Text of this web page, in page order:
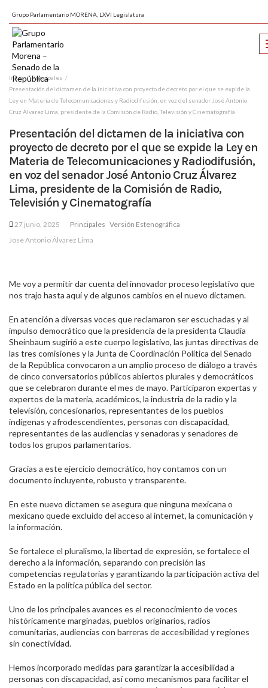
Grupo Parlamentario MORENA, LXVI Legislatura
Inicio
Principales
Presentación del dictamen de la iniciativa con proyecto de decreto por el que se expide la
Ley en Materia de Telecomunicaciones y Radiodifusión, en voz del senador José Antonio
Cruz Álvarez Lima, presidente de la Comisión de Radio, Televisión y Cinematografía
Presentación del dictamen de la iniciativa con
proyecto de decreto por el que se expide la Ley en
Materia de Telecomunicaciones y Radiodifusión,
en voz del senador José Antonio Cruz Álvarez
Lima, presidente de la Comisión de Radio,
Televisión y Cinematografía
27 junio, 2025 Principales Versión Estenográfica
José Antonio Álvarez Lima
Me voy a permitir dar cuenta del innovador proceso legislativo que
nos trajo hasta aquí y de algunos cambios en el nuevo dictamen.
En atención a diversas voces que reclamaron ser escuchadas y al
impulso democrático que la presidencia de la presidenta Claudia
Sheinbaum sugirió a este cuerpo legislativo, las juntas directivas de
las tres comisiones y la Junta de Coordinación Política del Senado
de la República convocaron a un amplio proceso de diálogo a través
de cinco conversatorios públicos abiertos plurales y democráticos
que se celebraron durante el mes de mayo. Participaron expertas y
expertos de la materia, académicos, la industria de la radio y la
televisión, concesionarios, representantes de los pueblos
indígenas y afrodescendientes, personas con discapacidad,
representantes de las audiencias y senadoras y senadores de
todos los grupos parlamentarios.
Gracias a este ejercicio democrático, hoy contamos con un
documento incluyente, robusto y transparente.
En este nuevo dictamen se asegura que ninguna mexicana o
mexicano quede excluido del acceso al internet, la comunicación y
la información.
Se fortalece el pluralismo, la libertad de expresión, se fortalece el
derecho a la información, separando con precisión las
competencias regulatorias y garantizando la participación activa del
Estado en la política pública del sector.
Uno de los principales avances es el reconocimiento de voces
históricamente marginadas, pueblos originarios, radios
comunitarias, audiencias con barreras de accesibilidad y regiones
sin conectividad.
Hemos incorporado medidas para garantizar la accesibilidad a
personas con discapacidad, así como mecanismos para facilitar el